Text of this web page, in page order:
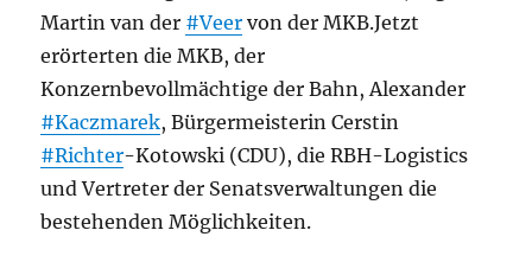
Martin van der #Veer von der MKB.Jetzt
erörterten die MKB, der
Konzernbevollmächtige der Bahn, Alexander
#Kaczmarek, Bürgermeisterin Cerstin
#Richter-Kotowski (CDU), die RBH-Logistics
und Vertreter der Senatsverwaltungen die
bestehenden Möglichkeiten.